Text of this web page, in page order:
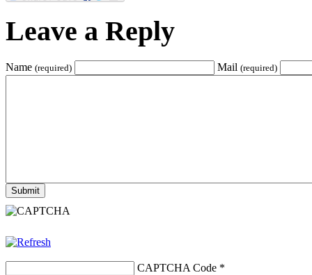
Leave a Reply
Name (required) Mail (required)
CAPTCHA Code *